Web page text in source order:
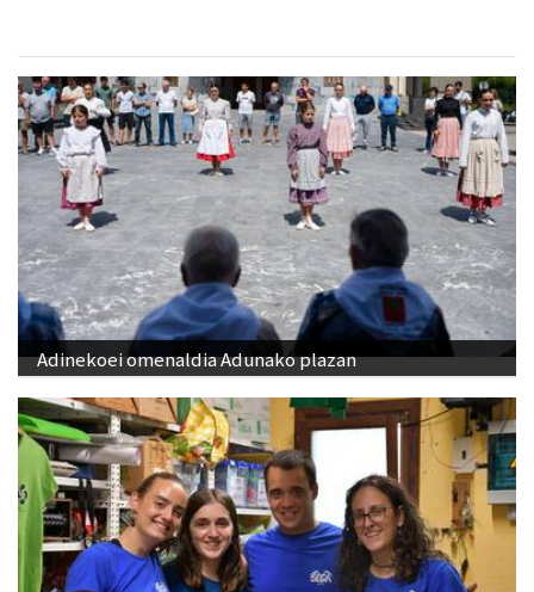
Adinekoei omenaldia Adunako plazan